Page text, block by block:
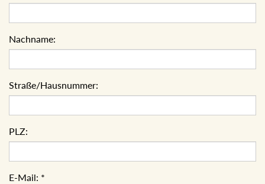
Nachname:
Straße/Hausnummer:
PLZ:
E-Mail: *